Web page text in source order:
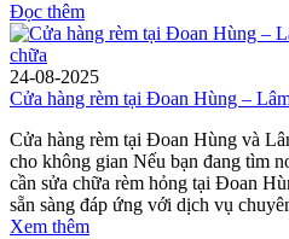
Đọc thêm
24-08-2025
Cửa hàng rèm tại Đoan Hùng –
Cửa hàng rèm tại Đoan Hùng và
cho không gian Nếu bạn đang tìm
cần sửa chữa rèm hỏng tại Đoan
sẵn sàng đáp ứng với dịch vụ
Xem thêm